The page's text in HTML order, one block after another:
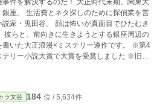
するのだ！ 大正時代末期、関東大
銀座。 生活費とネタ探しのために探偵業を営
家・兎田谷。 顔は怖いが真面目でひたむき
彼らと、前向きに生きようとする銀座周辺の
いた大正浪漫×ミステリー連作です。 ※第4
テリー小説大賞で大賞を受賞しました ※旧
探偵『兎田谷 朔』と架空の事件簿 ※アルフ
書籍発売中
ラ文芸 184 位 / 5,634件